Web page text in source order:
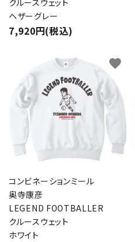
ヘザーグレー
7,920円(税込)
コンビネーションミール
奥寺康彦
LEGEND FOOTBALLER
クルースウェット
ホワイト
favorite